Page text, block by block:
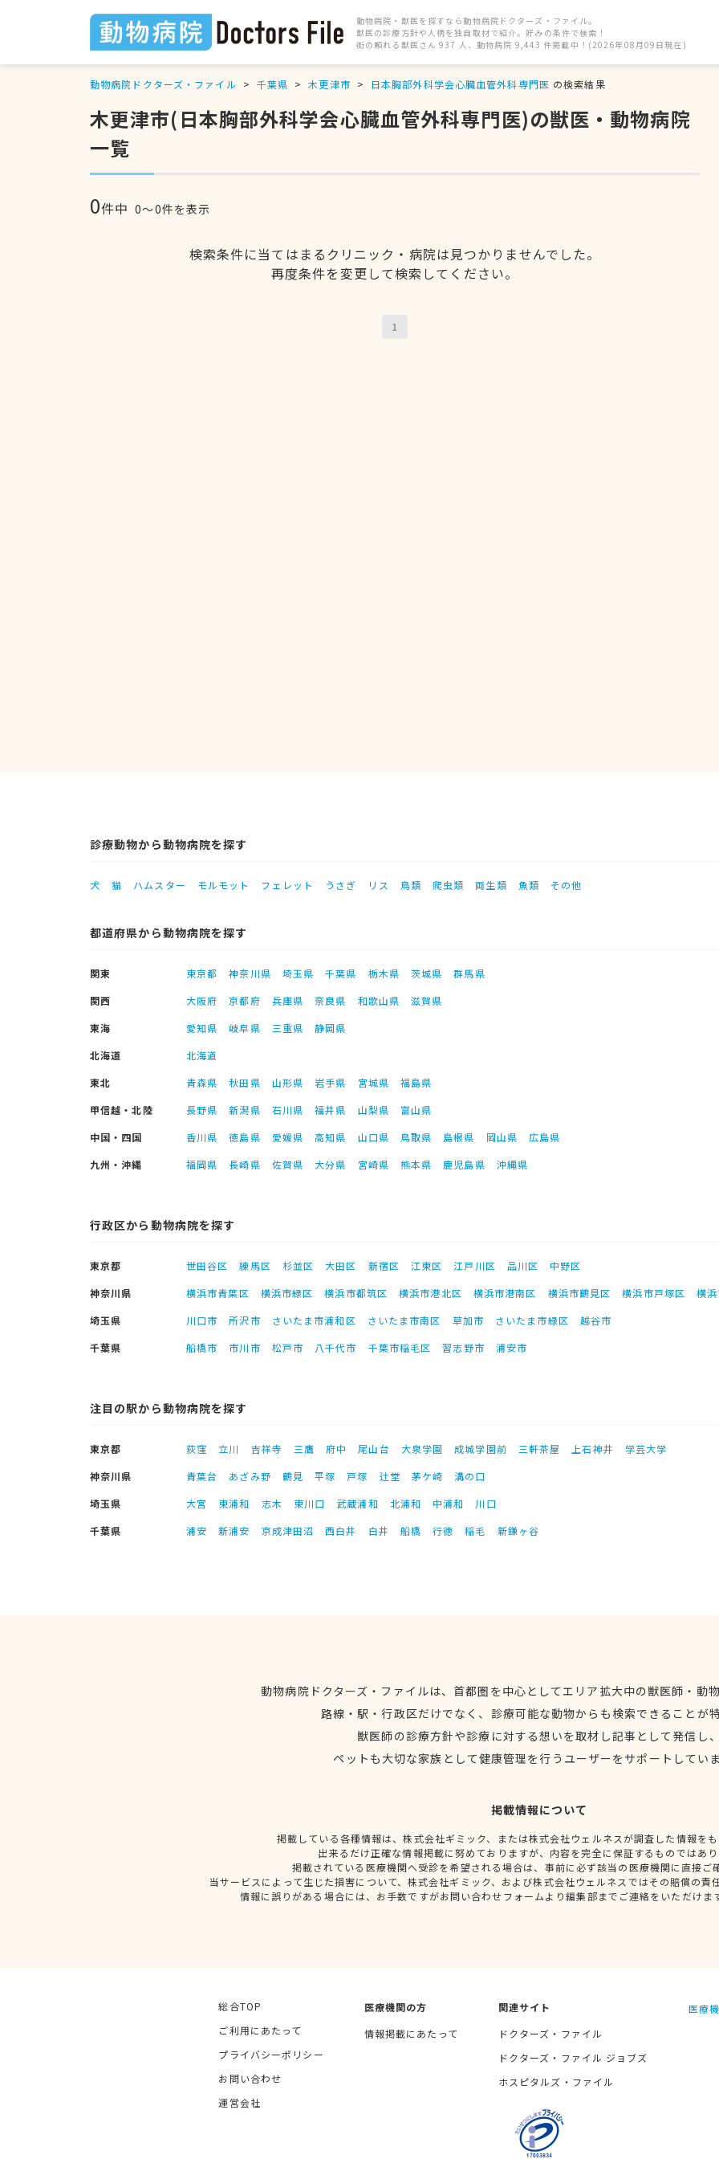
動物病院・獣医を探すなら動物病院ドクターズ・ファイル。
獣医の診療方針や人柄を独自取材で紹介。好みの条件で検索！
街の頼れる獣医さん 937 人、動物病院 9,443 件掲載中！(2026年08月09日現在)
動物病院ドクターズ・ファイル 千葉県 木更津市 日本胸部外科学会心臓血管外科専門医 の検索結果
木更津市(日本胸部外科学会心臓血管外科専門医)の獣医・動物病院
一覧
0件中 0〜0件を表示
検索条件に当てはまるクリニック・病院は見つかりませんでした。
再度条件を変更して検索してください。
1
診療動物から動物病院を探す
犬 猫 ハムスター モルモット フェレット うさぎ リス 鳥類 爬虫類 両生類 魚類 その他
都道府県から動物病院を探す
関東 東京都 神奈川県 埼玉県 千葉県 栃木県 茨城県
群馬県
関西
大阪府 京都府 兵庫県 奈良県 和歌山県
滋賀県
東海
愛知県 岐阜県 三重県
静岡県
北海道
北海道
東北
青森県 秋田県 山形県 岩手県 宮城県
福島県
甲信越・北陸
長野県 新潟県 石川県 福井県 山梨県
富山県
中国・四国
香川県 徳島県 愛媛県 高知県 山口県 鳥取県 島根県 岡山県
広島県
九州・沖縄
福岡県 長崎県 佐賀県 大分県 宮崎県 熊本県 鹿児島県 沖縄県
行政区から動物病院を探す
東京都 世田谷区 練馬区 杉並区 大田区 新宿区 江東区 江戸川区 品川区
中野区
神奈川県
横浜市青葉区 横浜市緑区 横浜市都筑区 横浜市港北区 横浜市港南区 横浜市鶴見区 横浜市戸塚区
横
埼玉県
川口市 所沢市 さいたま市浦和区 さいたま市南区 草加市 さいたま市緑区
越谷市
千葉県
船橋市 市川市 松戸市 八千代市 千葉市稲毛区 習志野市 浦安市
注目の駅から動物病院を探す
東京都 荻窪 立川 吉祥寺 三鷹 府中 尾山台 大泉学園 成城学園前 三軒茶屋 上石神井
学芸大学
神奈川県
青葉台 あざみ野 鶴見 平塚 戸塚 辻堂 茅ケ崎
溝の口
埼玉県
大宮 東浦和 志木 東川口 武蔵浦和 北浦和 中浦和
川口
千葉県
浦安 新浦安 京成津田沼 西白井 白井 船橋 行徳 稲毛 新鎌ヶ谷
動物病院ドクターズ・ファイルは、首都圏を中心としてエリア拡大中の獣医師・動
路線・駅・行政区だけでなく、診療可能な動物からも検索できることが
獣医師の診療方針や診療に対する想いを取材し記事として発信し
ペットも大切な家族として健康管理を行うユーザーをサポートしてい
掲載情報について
掲載している各種情報は、株式会社ギミック、または株式会社ウェルネスが調査した情報を
出来るだけ正確な情報掲載に努めておりますが、内容を完全に保証するものではあ
掲載されている医療機関へ受診を希望される場合は、事前に必ず該当の医療機関に直接ご
当サービスによって生じた損害について、株式会社ギミック、および株式会社ウェルネスではその賠償の責
情報に誤りがある場合には、お手数ですがお問い合わせフォームより編集部までご連絡をいただけま
総合TOP
ご利用にあたって
プライバシーポリシー
お問い合わせ
運営会社
医療機関の方
情報掲載にあたって
関連サイト
ドクターズ・ファイル
ドクターズ・ファイル ジョブズ
ホスピタルズ・ファイル
医療